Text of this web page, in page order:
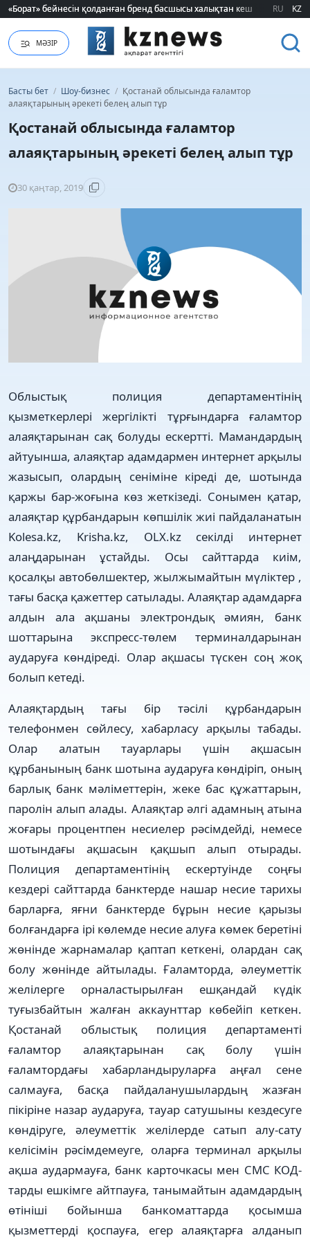
«Борат» бейнесін қолданған бренд басшысы халықтан кешірім сұрады
«Борат» бейнесін қолданған бренд басшысы халықтан кешірім сұрады
RU KZ
МӘЗІР
Басты бет / Шоу-бизнес / Қостанай облысында ғаламтор
алаяқтарының әрекеті белең алып тұр
Қостанай облысында ғаламтор
алаяқтарының әрекеті белең алып тұр
30 қаңтар, 2019
Облыстық полиция департаментінің
қызметкерлері жергілікті тұрғындарға ғаламтор
алаяқтарынан сақ болуды ескертті. Мамандардың
айтуынша, алаяқтар адамдармен интернет арқылы
жазысып, олардың сеніміне кіреді де, шотында
қаржы бар-жоғына көз жеткізеді. Сонымен қатар,
алаяқтар құрбандарын көпшілік жиі пайдаланатын
Kolesa.kz, Krisha.kz, OLX.kz секілді интернет
алаңдарынан ұстайды. Осы сайттарда киім,
қосалқы автобөлшектер, жылжымайтын мүліктер ,
тағы басқа қажеттер сатылады. Алаяқтар адамдарға
алдын ала ақшаны электрондық әмиян, банк
шоттарына экспресс-төлем терминалдарынан
аударуға көндіреді. Олар ақшасы түскен соң жоқ
болып кетеді.
Алаяқтардың тағы бір тәсілі құрбандарын
телефонмен сөйлесу, хабарласу арқылы табады.
Олар алатын тауарлары үшін ақшасын
құрбанының банк шотына аударуға көндіріп, оның
барлық банк мәліметтерін, жеке бас құжаттарын,
паролін алып алады. Алаяқтар әлгі адамның атына
жоғары процентпен несиелер рәсімдейді, немесе
шотындағы ақшасын қақшып алып отырады.
Полиция департаментінің ескертуінде соңғы
кездері сайттарда банктерде нашар несие тарихы
барларға, яғни банктерде бұрын несие қарызы
болғандарға ірі көлемде несие алуға көмек беретіні
жөнінде жарнамалар қаптап кеткені, олардан сақ
болу жөнінде айтылады. Ғаламторда, әлеуметтік
желілерге орналастырылған ешқандай күдік
туғызбайтын жалған аккаунттар көбейіп кеткен.
Қостанай облыстық полиция департаменті
ғаламтор алаяқтарынан сақ болу үшін
ғаламтордағы хабарландыруларға аңғал сене
салмауға, басқа пайдаланушылардың жазған
пікіріне назар аударуға, тауар сатушыны кездесуге
көндіруге, әлеуметтік желілерде сатып алу-сату
келісімін рәсімдемеуге, оларға терминал арқылы
ақша аудармауға, банк карточкасы мен СМС КОД-
тарды ешкімге айтпауға, танымайтын адамдардың
өтініші бойынша банкоматтарда қосымша
қызметтерді қоспауға, егер алаяқтарға алданып